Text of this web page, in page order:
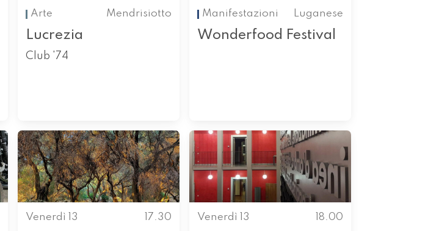
Arte
Mendrisiotto
Lucrezia
Club '74
Manifestazioni
Luganese
Wonderfood Festival
Venerdì 13
17.30
Venerdì 13
18.00